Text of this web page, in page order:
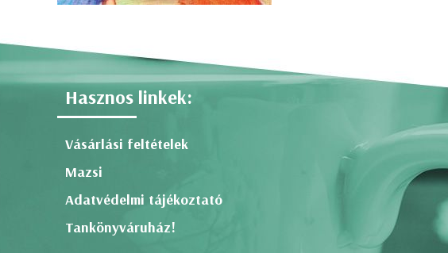
Hasznos linkek:
Vásárlási feltételek
Mazsi
Adatvédelmi tájékoztató
Tankönyváruház!